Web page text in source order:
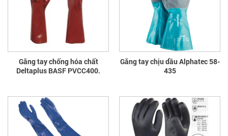
Găng tay chống hóa chất
Deltaplus BASF PVCC400.
Găng tay chịu dầu Alphatec 58-
435